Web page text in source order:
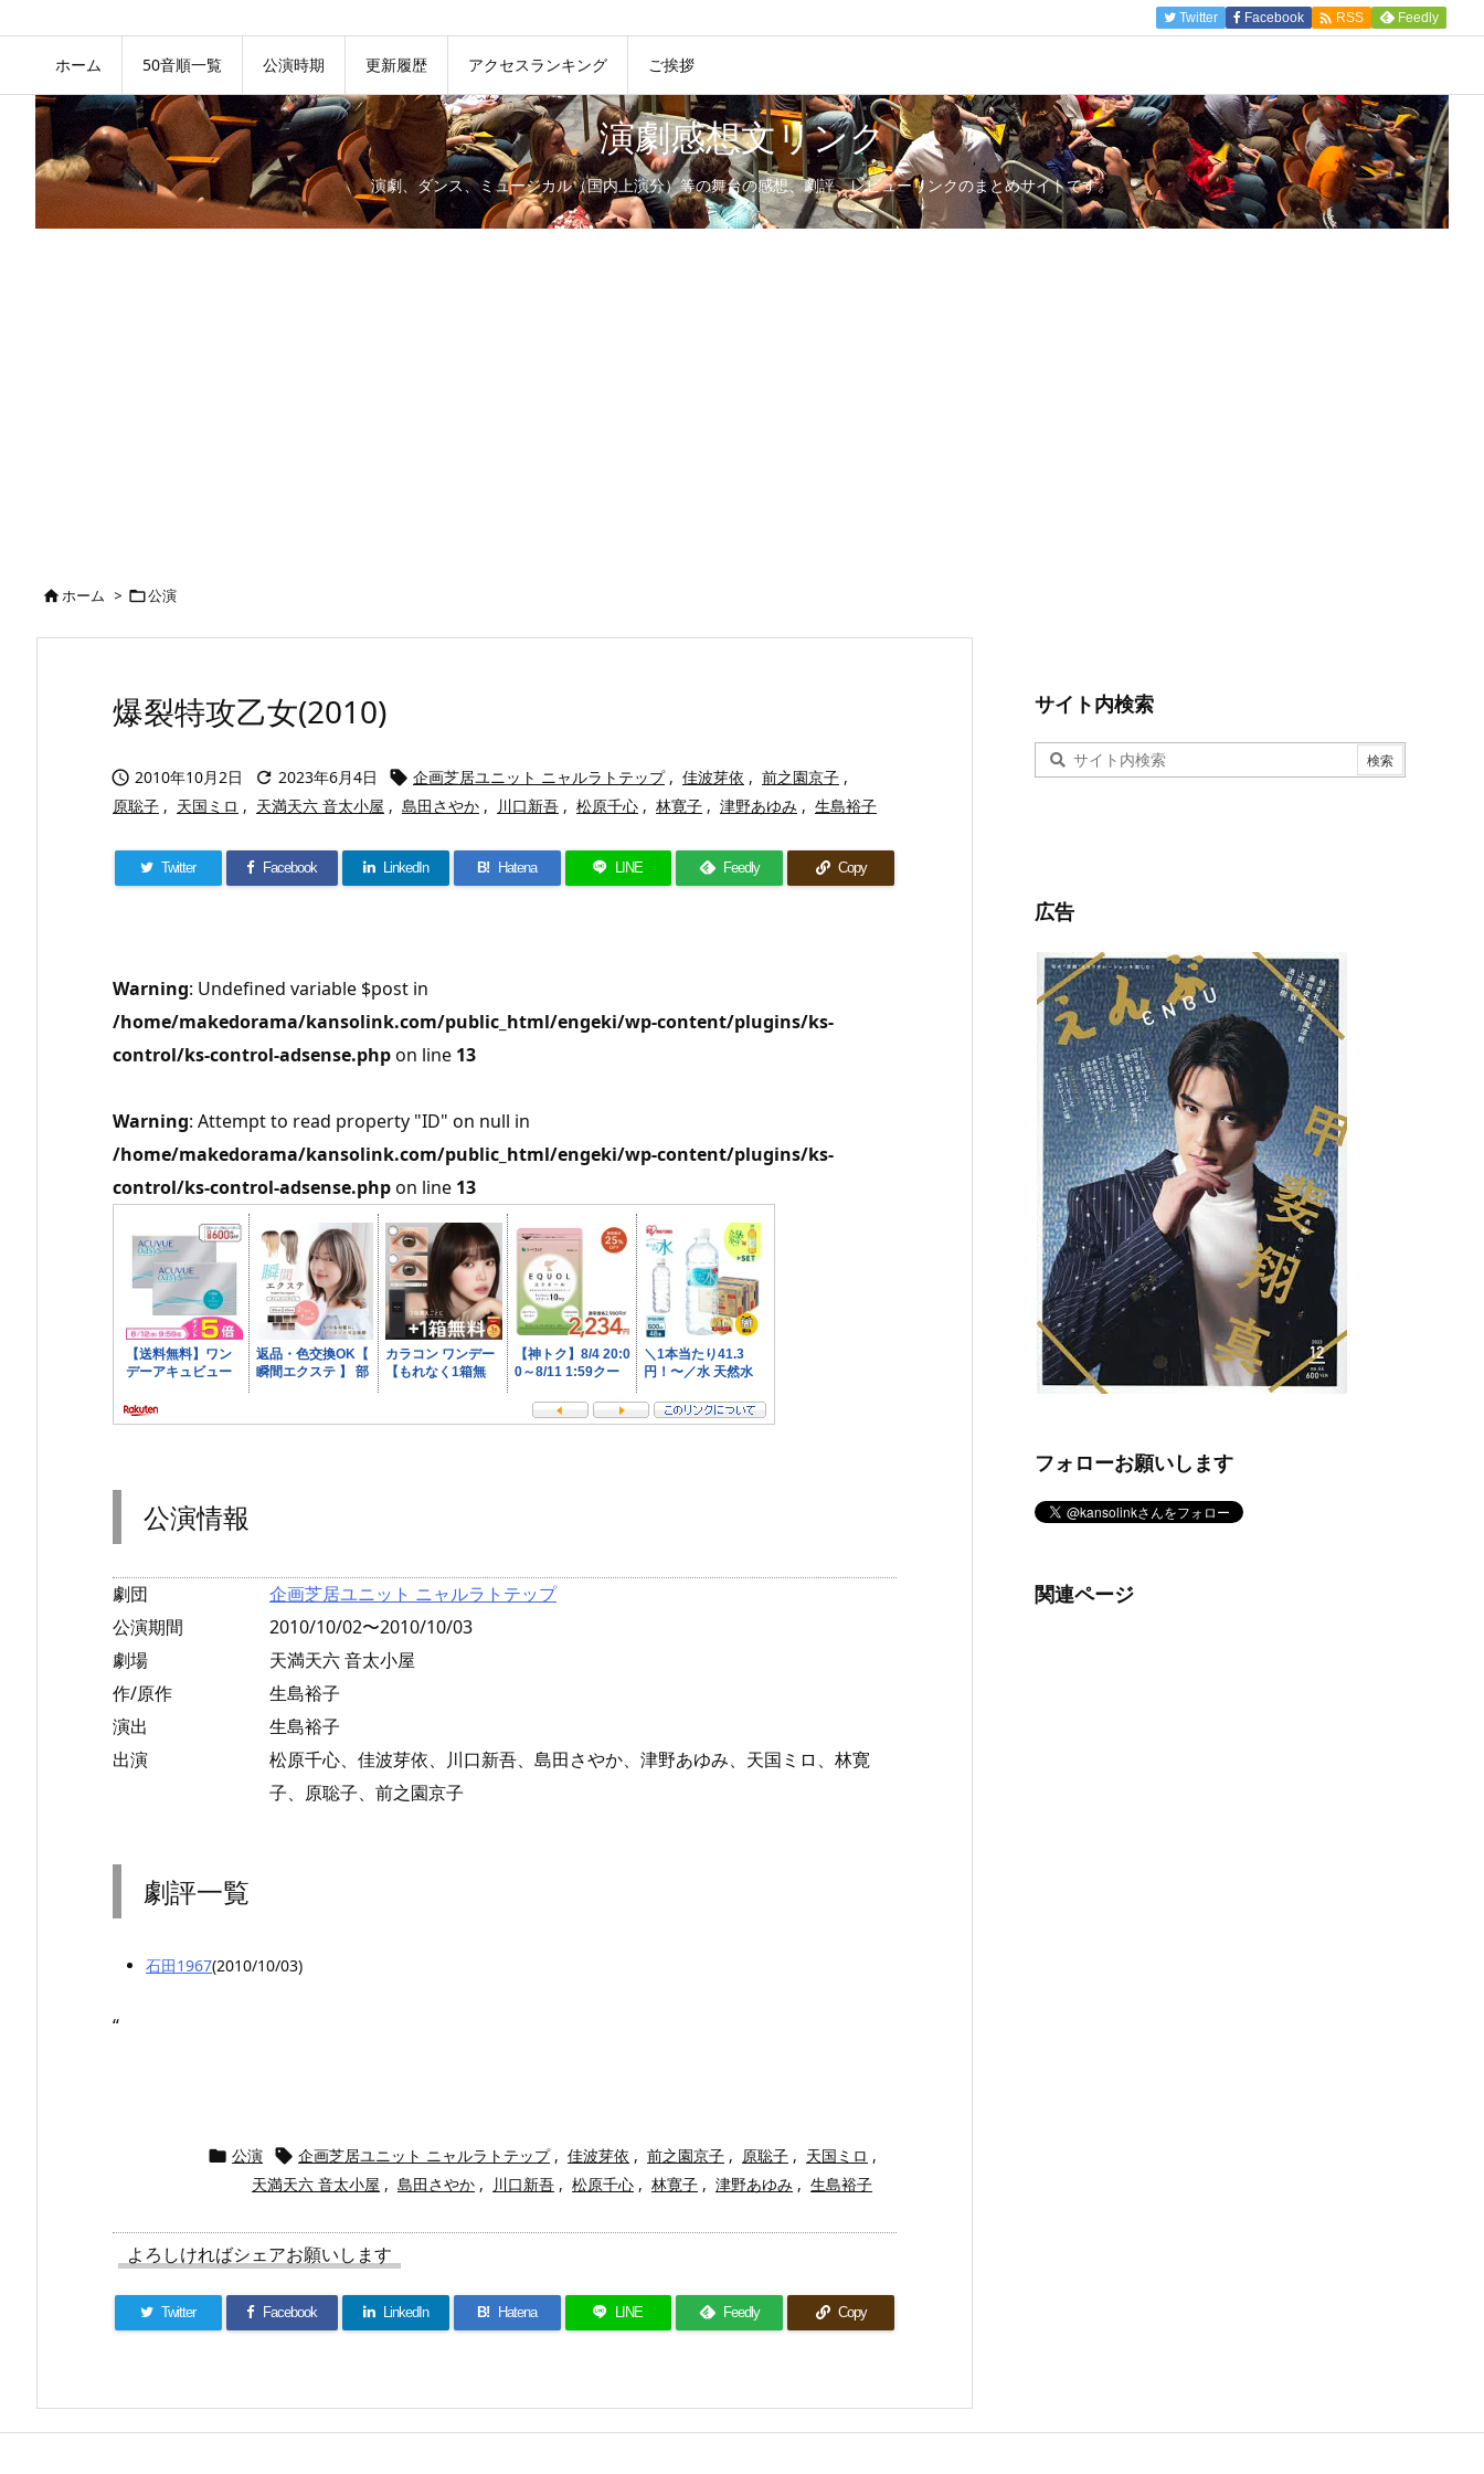
ホーム 50音順一覧 公演時期 更新履歴 アクセスランキング ご挨拶
Twitter Facebook  RSS Feedly
演劇感想文リンク
演劇、ダンス、ミュージカル（国内上演分）等の舞台の感想、劇評、レビューリンクのまとめサイトです。
ホーム > 公演
爆裂特攻乙女(2010)
 2010年10月2日  2023年6月4日  企画芝居ユニット ニャルラトテップ , 佳波芽依 , 前之園京子 ,
原聡子 , 天国ミロ , 天満天六 音太小屋 , 島田さやか , 川口新吾 , 松原千心 , 林寛子 , 津野あゆみ , 生島裕子
Twitter Facebook LinkedIn B! Hatena LINE Feedly Copy
Warning: Undefined variable $post in
/home/makedorama/kansolink.com/public_html/engeki/wp-content/plugins/ks-
control/ks-control-adsense.phpon line 13
Warning: Attempt to read property "ID" on null in
/home/makedorama/kansolink.com/public_html/engeki/wp-content/plugins/ks-
control/ks-control-adsense.phpon line 13
公演情報
劇団
企画芝居ユニット ニャルラトテップ
公演期間
2010/10/02〜2010/10/03
劇場
天満天六 音太小屋
作/原作
生島裕子
演出
生島裕子
出演
松原千心、佳波芽依、川口新吾、島田さやか、津野あゆみ、天国ミロ、林寛
子、原聡子、前之園京子
劇評一覧
石田1967(2010/10/03)
“
 公演  企画芝居ユニット ニャルラトテップ , 佳波芽依 , 前之園京子 , 原聡子 , 天国ミロ ,
天満天六 音太小屋 , 島田さやか , 川口新吾 , 松原千心 , 林寛子 , 津野あゆみ , 生島裕子
よろしければシェアお願いします
Twitter Facebook LinkedIn B! Hatena LINE Feedly Copy
サイト内検索
広告
フォローお願いします
関連ページ